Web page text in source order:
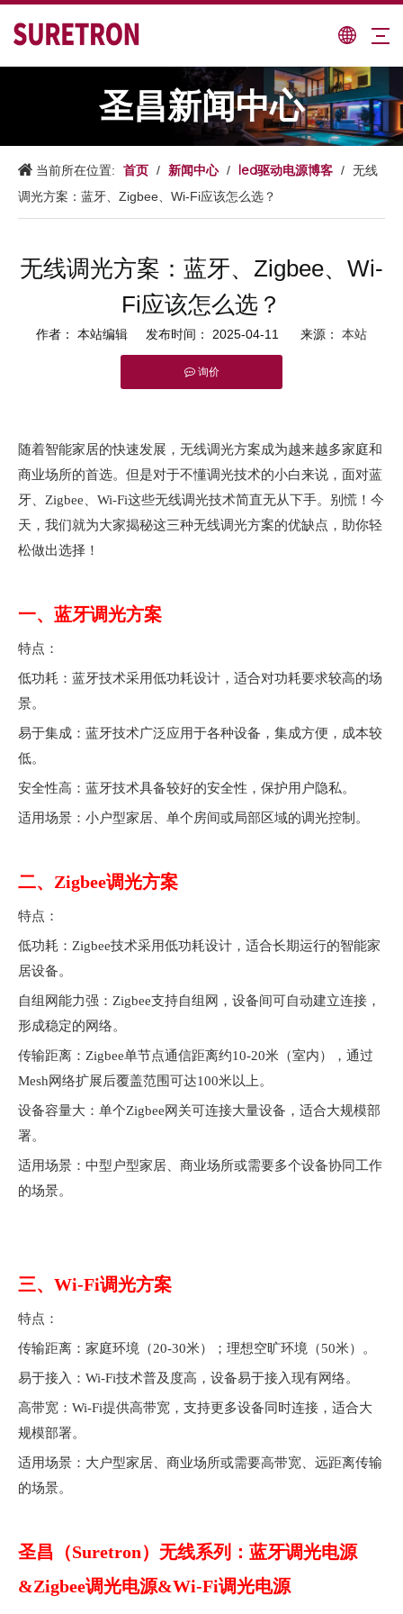
圣昌新闻中心
当前所在位置: 首页 / 新闻中心 / led驱动电源博客 / 无线
调光方案：蓝牙、Zigbee、Wi-Fi应该怎么选？
无线调光方案：蓝牙、Zigbee、Wi-
Fi应该怎么选？
作者： 本站编辑 发布时间： 2025-04-11 来源： 本站
询价
随着智能家居的快速发展，无线调光方案成为越来越多家庭和
商业场所的首选。但是对于不懂调光技术的小白来说，面对蓝
牙、Zigbee、Wi-Fi这些无线调光技术简直无从下手。别慌！今
天，我们就为大家揭秘这三种无线调光方案的优缺点，助你轻
松做出选择！
一、蓝牙调光方案
特点：
低功耗：蓝牙技术采用低功耗设计，适合对功耗要求较高的场
景。
易于集成：蓝牙技术广泛应用于各种设备，集成方便，成本较
低。
安全性高：蓝牙技术具备较好的安全性，保护用户隐私。
适用场景：小户型家居、单个房间或局部区域的调光控制。
二、Zigbee调光方案
特点：
低功耗：Zigbee技术采用低功耗设计，适合长期运行的智能家
居设备。
自组网能力强：Zigbee支持自组网，设备间可自动建立连接，
形成稳定的网络。
传输距离：Zigbee单节点通信距离约10-20米（室内），通过
Mesh网络扩展后覆盖范围可达100米以上。
设备容量大：单个Zigbee网关可连接大量设备，适合大规模部
署。
适用场景：中型户型家居、商业场所或需要多个设备协同工作
的场景。
三、Wi-Fi调光方案
特点：
传输距离：家庭环境（20-30米）；理想空旷环境（50米）。
易于接入：Wi-Fi技术普及度高，设备易于接入现有网络。
高带宽：Wi-Fi提供高带宽，支持更多设备同时连接，适合大
规模部署。
适用场景：大户型家居、商业场所或需要高带宽、远距离传输
的场景。
圣昌（Suretron）无线系列：蓝牙调光电源
&Zigbee调光电源&Wi-Fi调光电源